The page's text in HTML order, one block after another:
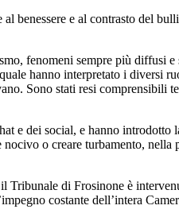
benessere e al contrasto del
fenomeni sempre più diffusi e
hanno interpretato i diversi
Sono stati resi comprensibili
e dei social, e hanno
o creare turbamento, nella
Tribunale di Frosinone è
costante dell’intera